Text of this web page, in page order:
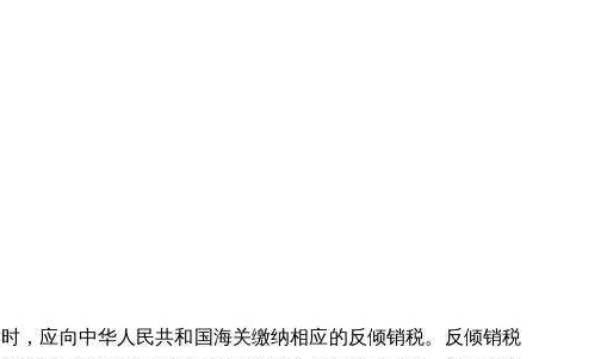
，应向中华人民共和国海关缴纳相应的反倾销税。反倾销税